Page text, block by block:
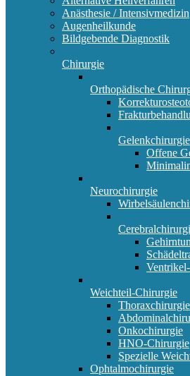
Anästhesie / Intensivmedizin
Augenheilkunde
Bildgebende Diagnostik
Chirurgie
Orthopädische
Gelenkchirurgie
Offene
Neurochirurgie
Weichteil-Chirurgie
Thoraxchirurgie
Onkochirurgie
HNO-Chirurgie
Spezielle
Ophtalmochirurgie